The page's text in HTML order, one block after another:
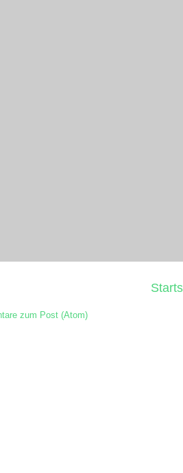
zum Post (Atom)